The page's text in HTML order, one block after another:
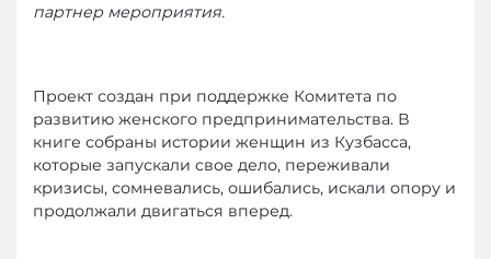
партнер мероприятия.
Проект создан при поддержке Комитета по
развитию женского предпринимательства. В
книге собраны истории женщин из Кузбасса,
которые запускали свое дело, переживали
кризисы, сомневались, ошибались, искали опору и
продолжали двигаться вперед.